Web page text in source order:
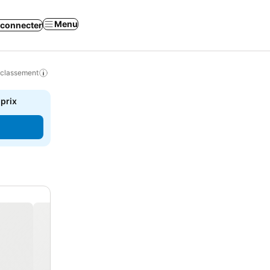
Menu
prix